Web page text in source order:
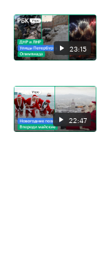
23:15
22:47